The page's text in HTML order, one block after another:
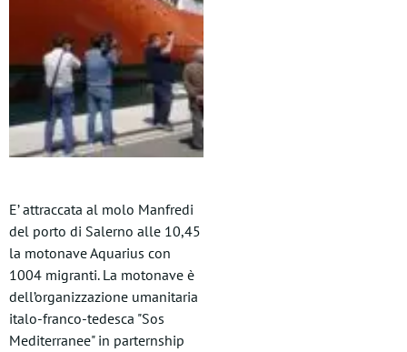
E’ attraccata al molo Manfredi
del porto di Salerno alle 10,45
la motonave Aquarius con
1004 migranti. La motonave è
dell’organizzazione umanitaria
italo-franco-tedesca "Sos
Mediterranee" in parternship